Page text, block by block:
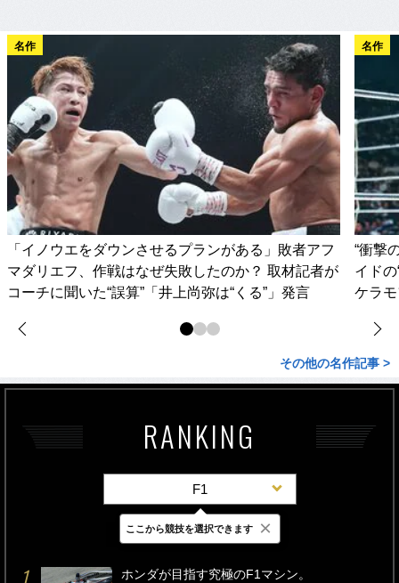
名作
「イノウエをダウンさせるプランがある」敗者アフ
マダリエフ、作戦はなぜ失敗したのか？ 取材記者が
コーチに聞いた“誤算”「井上尚弥は“くる”」発言
名作
“衝撃
イド
ケラ
その他の名作記事 >
RANKING
F1
最新 24時間 週間
ホンダが目指す究極のF1マシン。
ここから競技を選択できます ×